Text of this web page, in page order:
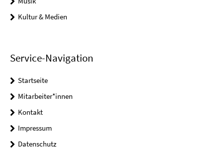
Kultur & Medien
Service-Navigation
Startseite
Mitarbeiter*innen
Kontakt
Impressum
Datenschutz